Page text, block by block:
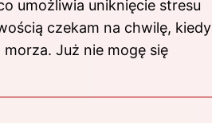
umożliwia uniknięcie stresu
czekam na chwilę, kiedy
Już nie mogę się